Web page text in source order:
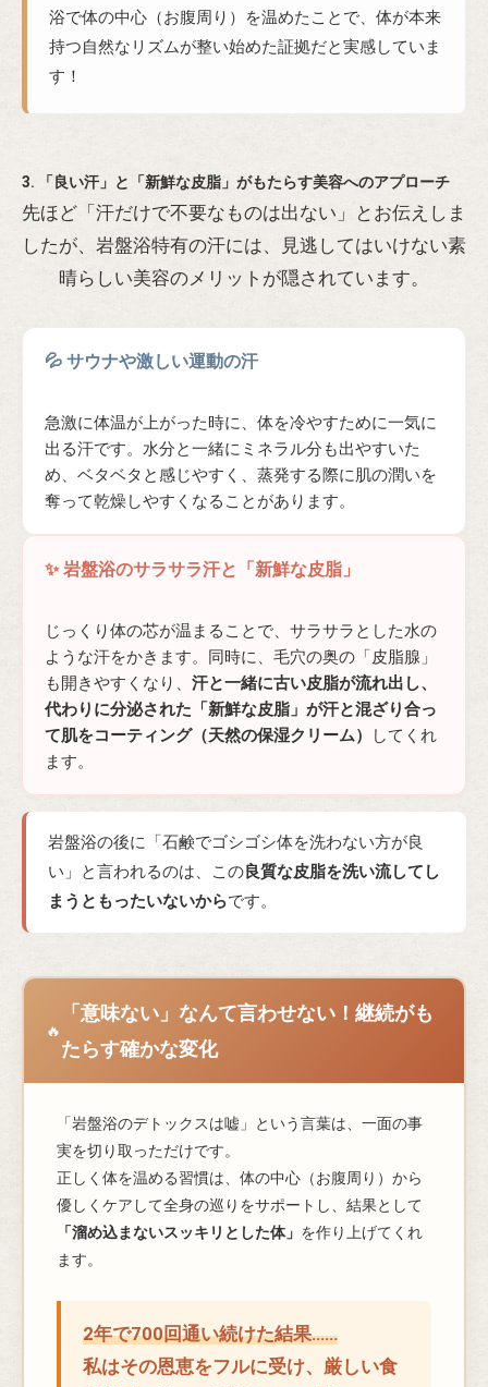
浴で体の中心（お腹周り）を温めたことで、体が本来
持つ自然なリズムが整い始めた証拠だと実感していま
す！
3. 「良い汗」と「新鮮な皮脂」がもたらす美容へのアプローチ
先ほど「汗だけで不要なものは出ない」とお伝えしま
したが、岩盤浴特有の汗には、見逃してはいけない素
晴らしい美容のメリットが隠されています。
💦 サウナや激しい運動の汗
急激に体温が上がった時に、体を冷やすために一気に
出る汗です。水分と一緒にミネラル分も出やすいた
め、ベタベタと感じやすく、蒸発する際に肌の潤いを
奪って乾燥しやすくなることがあります。
✨ 岩盤浴のサラサラ汗と「新鮮な皮脂」
じっくり体の芯が温まることで、サラサラとした水の
ような汗をかきます。同時に、毛穴の奥の「皮脂腺」
も開きやすくなり、 汗と一緒に古い皮脂が流れ出し、
代わりに分泌された「新鮮な皮脂」が汗と混ざり合っ
て肌をコーティング（天然の保湿クリーム）
してくれ
ます。
岩盤浴の後に「石鹸でゴシゴシ体を洗わない方が良
い」と言われるのは、この 良質な皮脂を洗い流してし
まうともったいないからです。
🔥
「意味ない」なんて言わせない！継続がも
たらす確かな変化
「岩盤浴のデトックスは嘘」という言葉は、一面の事
実を切り取っただけです。
正しく体を温める習慣は、体の中心（お腹周り）から
優しくケアして全身の巡りをサポートし、結果として
「溜め込まないスッキリとした体」 を作り上げてくれ
ます。
2年で700回通い続けた結果……
私はその恩恵をフルに受け、厳しい食